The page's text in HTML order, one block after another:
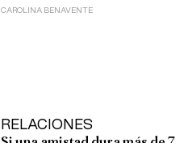
CAROLINA BENAVENTE
RELACIONES